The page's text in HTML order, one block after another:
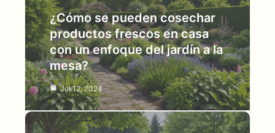
¿Cómo se pueden cosechar
productos frescos en casa
con un enfoque del jardín a la
mesa?
Jul 12, 2024